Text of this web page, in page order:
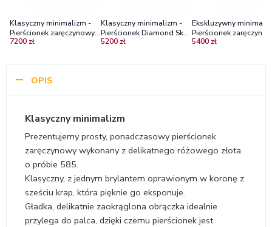
Klasyczny minimalizm -
Pierścionek zaręczynowy z
różowego złota z
7200 zł
Klasyczny minimalizm -
Pierścionek Diamond Sky
z różowego złota z
5200 zł
Ekskluzywny
Pierścionek
różowego złota z
5400 zł
OPIS
Klasyczny minimalizm
Prezentujemy prosty, ponadczasowy pierścionek
zaręczynowy wykonany z delikatnego różowego złota
o próbie 585.
Klasyczny, z jednym brylantem oprawionym w koronę z
sześciu krap, która pięknie go eksponuje.
Gładka, delikatnie zaokrąglona obrączka idealnie
przylega do palca, dzięki czemu pierścionek jest